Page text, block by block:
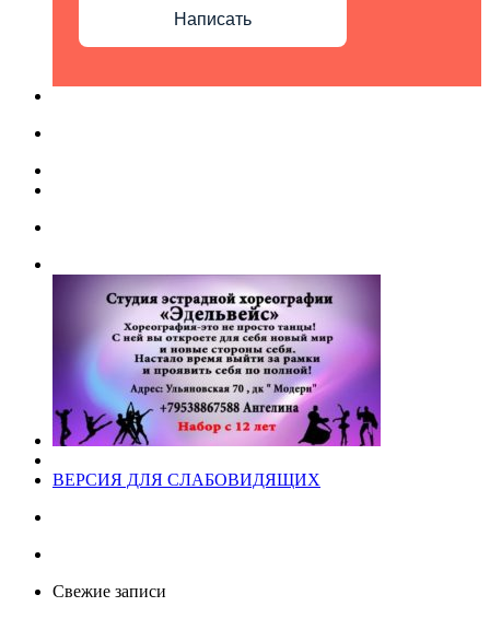
Написать
ВЕРСИЯ ДЛЯ СЛАБОВИДЯЩИХ
Свежие записи